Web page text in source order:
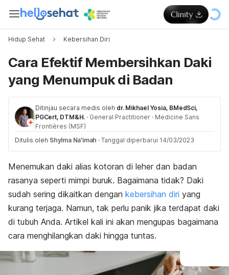
Hidup Sehat Kebersihan Diri
Cara Efektif Membersihkan Daki
yang Menumpuk di Badan
Ditinjau secara medis oleh dr. Mikhael Yosia, BMedSci,
PGCert, DTM&H. · General Practitioner · Medicine Sans
Frontières (MSF)
Ditulis oleh Shylma Na'imah · Tanggal diperbarui 14/03/2023
Menemukan daki alias kotoran di leher dan badan
rasanya seperti mimpi buruk. Bagaimana tidak? Daki
sudah sering dikaitkan dengan kebersihan diri yang
kurang terjaga. Namun, tak perlu panik jika terdapat daki
di tubuh Anda. Artikel kali ini akan mengupas bagaimana
cara menghilangkan daki hingga tuntas.